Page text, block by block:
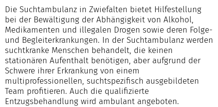
Die Suchtambulanz in Zwiefalten bietet Hilfestellung
bei der Bewältigung der Abhängigkeit von Alkohol,
Medikamenten und illegalen Drogen sowie deren Folge-
und Begleiterkrankungen. In der Suchtambulanz werden
suchtkranke Menschen behandelt, die keinen
stationären Aufenthalt benötigen, aber aufgrund der
Schwere ihrer Erkrankung von einem
multiprofessionellen, suchtspezifisch ausgebildeten
Team profitieren. Auch die qualifizierte
Entzugsbehandlung wird ambulant angeboten.